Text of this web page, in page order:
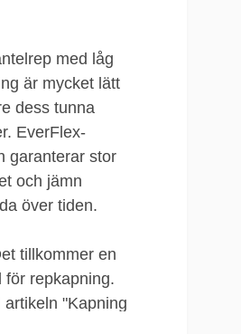
med låg
är mycket lätt
dess tunna
EverFlex-
garanterar stor
och jämn
över tiden.
tillkommer en
för repkapning.
artikeln "Kapning